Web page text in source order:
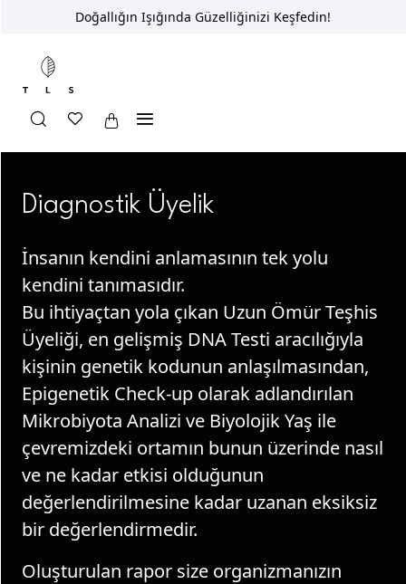
Doğallığın Işığında Güzelliğinizi Keşfedin!
Diagnostik Üyelik
İnsanın kendini anlamasının tek yolu
kendini tanımasıdır.
Bu ihtiyaçtan yola çıkan Uzun Ömür Teşhis
Üyeliği, en gelişmiş DNA Testi aracılığıyla
kişinin genetik kodunun anlaşılmasından,
Epigenetik Check-up olarak adlandırılan
Mikrobiyota Analizi ve Biyolojik Yaş ile
çevremizdeki ortamın bunun üzerinde nasıl
ve ne kadar etkisi olduğunun
değerlendirilmesine kadar uzanan eksiksiz
bir değerlendirmedir.
Oluşturulan rapor size organizmanızın